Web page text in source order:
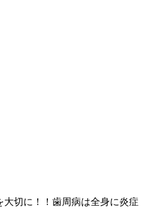
大切に！！歯周病は全身に炎症